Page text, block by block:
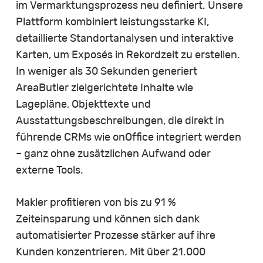
im Vermarktungsprozess neu definiert. Unsere
Plattform kombiniert leistungsstarke KI,
detaillierte Standortanalysen und interaktive
Karten, um Exposés in Rekordzeit zu erstellen.
In weniger als 30 Sekunden generiert
AreaButler zielgerichtete Inhalte wie
Lagepläne, Objekttexte und
Ausstattungsbeschreibungen, die direkt in
führende CRMs wie onOffice integriert werden
– ganz ohne zusätzlichen Aufwand oder
externe Tools.
Makler profitieren von bis zu 91 %
Zeiteinsparung und können sich dank
automatisierter Prozesse stärker auf ihre
Kunden konzentrieren. Mit über 21.000